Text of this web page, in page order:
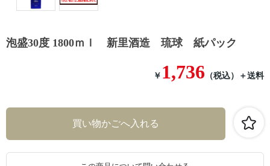
泡盛30度 1800ｍｌ 新里酒造 琉球 紙パック
￥ 1,736 （税込） ＋送料